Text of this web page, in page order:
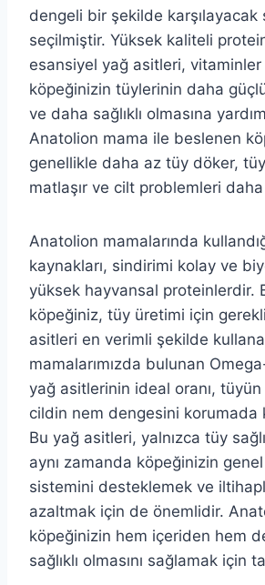
dengeli bir şekilde karşılayacak
seçilmiştir. Yüksek kaliteli
esansiyel yağ asitleri,
köpeğinizin tüylerinin daha
ve daha sağlıklı olmasına
Anatolion mama ile beslenen
genellikle daha az tüy döker,
matlaşır ve cilt problemleri
Anatolion mamalarında
kaynakları, sindirimi kolay ve
yüksek hayvansal proteinlerdir.
köpeğiniz, tüy üretimi için
asitleri en verimli şekilde
mamalarımızda bulunan
yağ asitlerinin ideal oranı, tüyün
cildin nem dengesini korumada
Bu yağ asitleri, yalnızca tüy
aynı zamanda köpeğinizin genel
sistemini desteklemek ve
azaltmak için de önemlidir.
köpeğinizin hem içeriden hem
sağlıklı olmasını sağlamak için